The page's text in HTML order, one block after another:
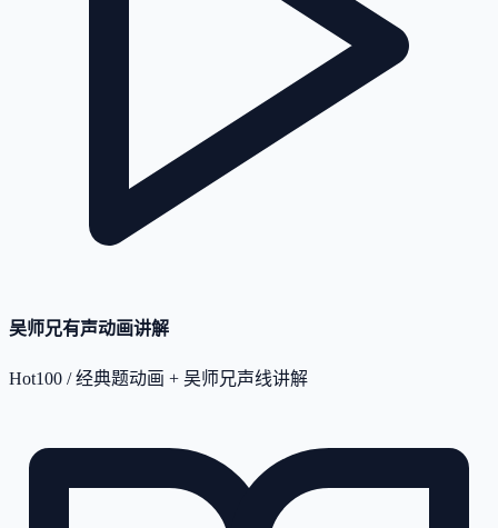
吴师兄有声动画讲解
Hot100 / 经典题动画 + 吴师兄声线讲解